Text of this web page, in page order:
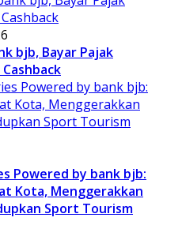
bjb, Bayar Pajak
Powered by bank bjb:
Kota, Menggerakkan
Sport Tourism